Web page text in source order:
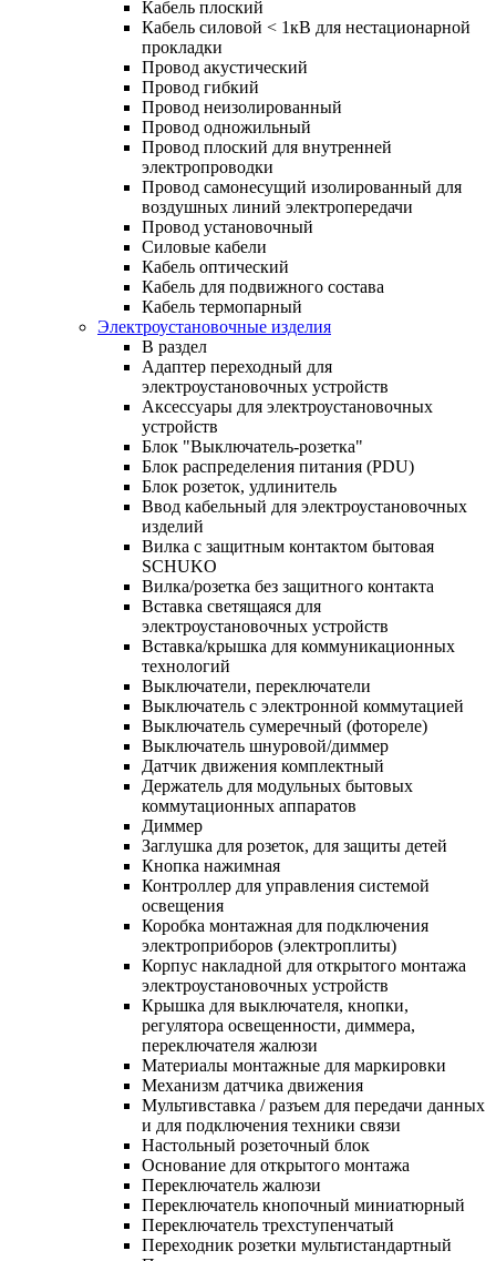
Кабель плоский
Кабель силовой < 1кВ для нестационарной
прокладки
Провод акустический
Провод гибкий
Провод неизолированный
Провод одножильный
Провод плоский для внутренней
электропроводки
Провод самонесущий изолированный для
воздушных линий электропередачи
Провод установочный
Силовые кабели
Кабель оптический
Кабель для подвижного состава
Кабель термопарный
Электроустановочные изделия
В раздел
Адаптер переходный для
электроустановочных устройств
Аксессуары для электроустановочных
устройств
Блок "Выключатель-розетка"
Блок распределения питания (PDU)
Блок розеток, удлинитель
Ввод кабельный для электроустановочных
изделий
Вилка с защитным контактом бытовая
SCHUKO
Вилка/розетка без защитного контакта
Вставка светящаяся для
электроустановочных устройств
Вставка/крышка для коммуникационных
технологий
Выключатели, переключатели
Выключатель с электронной коммутацией
Выключатель сумеречный (фотореле)
Выключатель шнуровой/диммер
Датчик движения комплектный
Держатель для модульных бытовых
коммутационных аппаратов
Диммер
Заглушка для розеток, для защиты детей
Кнопка нажимная
Контроллер для управления системой
освещения
Коробка монтажная для подключения
электроприборов (электроплиты)
Корпус накладной для открытого монтажа
электроустановочных устройств
Крышка для выключателя, кнопки,
регулятора освещенности, диммера,
переключателя жалюзи
Материалы монтажные для маркировки
Механизм датчика движения
Мультивставка / разъем для передачи данных
и для подключения техники связи
Настольный розеточный блок
Основание для открытого монтажа
Переключатель жалюзи
Переключатель кнопочный миниатюрный
Переключатель трехступенчатый
Переходник розетки мультистандартный